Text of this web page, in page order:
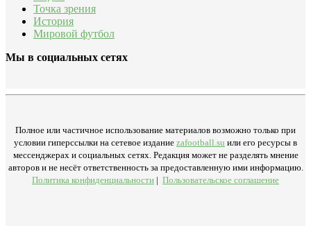
Точка зрения
История
Мировой футбол
Мы в социальных сетях
Полное или частичное использование материалов возможно только при
условии гиперссылки на сетевое издание zafootball.su или его ресурсы в
мессенджерах и социальных сетях. Редакция может не разделять мнение
авторов и не несёт ответственность за предоставленную ими информацию.
Политика конфиденциальности | Пользовательское соглашение